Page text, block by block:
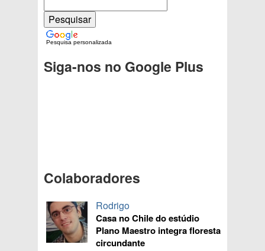
Pesquisa personalizada
Siga-nos no Google Plus
Colaboradores
Rodrigo
Casa no Chile do estúdio
Plano Maestro integra floresta
circundante